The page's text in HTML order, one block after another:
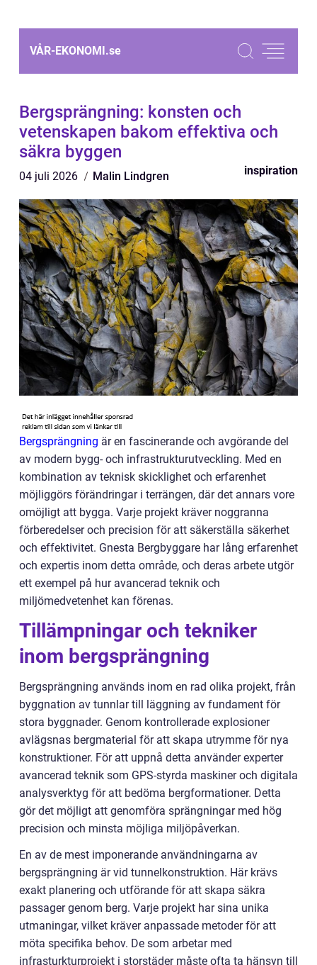
VÅR-EKONOMI.se
Bergsprängning: konsten och
vetenskapen bakom effektiva och
säkra byggen
04 juli 2026 Malin Lindgren inspiration
Bergsprängning är en fascinerande och avgörande del
av modern bygg- och infrastrukturutveckling. Med en
kombination av teknisk skicklighet och erfarenhet
möjliggörs förändringar i terrängen, där det annars vore
omöjligt att bygga. Varje projekt kräver noggranna
förberedelser och precision för att säkerställa säkerhet
och effektivitet. Gnesta Bergbyggare har lång erfarenhet
och expertis inom detta område, och deras arbete utgör
ett exempel på hur avancerad teknik och
miljömedvetenhet kan förenas.
Tillämpningar och tekniker
inom bergsprängning
Bergsprängning används inom en rad olika projekt, från
byggnation av tunnlar till läggning av fundament för
stora byggnader. Genom kontrollerade explosioner
avlägsnas bergmaterial för att skapa utrymme för nya
konstruktioner. För att uppnå detta använder experter
avancerad teknik som GPS-styrda maskiner och digitala
analysverktyg för att bedöma bergformationer. Detta
gör det möjligt att genomföra sprängningar med hög
precision och minsta möjliga miljöpåverkan.
En av de mest imponerande användningarna av
bergsprängning är vid tunnelkonstruktion. Här krävs
exakt planering och utförande för att skapa säkra
passager genom berg. Varje projekt har sina unika
utmaningar, vilket kräver anpassade metoder för att
möta specifika behov. De som arbetar med
infrasturkturprojekt i storstäder måste ofta ta hänsyn till